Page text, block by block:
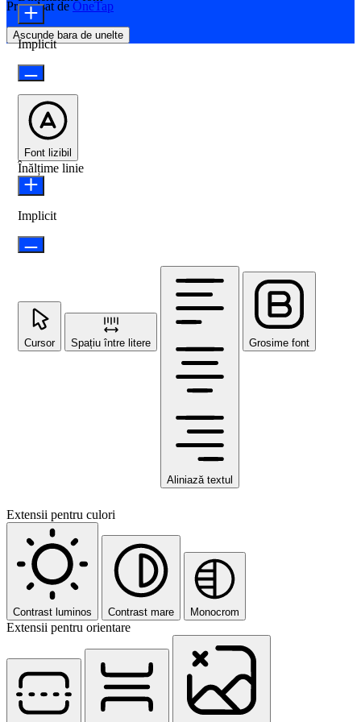
Propulsat de OneTap
Ascunde bara de unelte
Implicit
Font lizibil
Înălțime linie
Implicit
Cursor Spațiu între litere
Aliniază textul
Grosime font
Extensii pentru culori
Contrast luminos Contrast mare Monocrom
Extensii pentru orientare